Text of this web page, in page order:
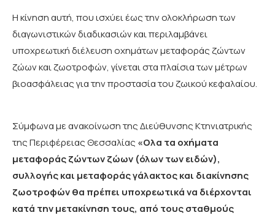
Η κίνηση αυτή, που ισχύει έως την ολοκλήρωση των
διαγωνιστικών διαδικασιών και περιλαμβάνει
υποχρεωτική διέλευση οχημάτων μεταφοράς ζώντων
ζώων και ζωοτροφών, γίνεται στα πλαίσια των μέτρων
βιοασφάλειας για την προστασία του ζωικού κεφαλαίου.
Σύμφωνα με ανακοίνωση της Διεύθυνσης Κτηνιατρικής
της Περιφέρειας Θεσσαλίας «Ολα τα οχήματα
μεταφοράς ζώντων ζώων (όλων των ειδών),
συλλογής και μεταφοράς γάλακτος και διακίνησης
ζωοτροφών θα πρέπει υποχρεωτικά να διέρχονται
κατά την μετακίνηση τους, από τους σταθμούς